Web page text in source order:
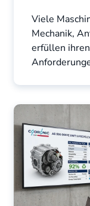
Viele
Mechanik,
erfüllen